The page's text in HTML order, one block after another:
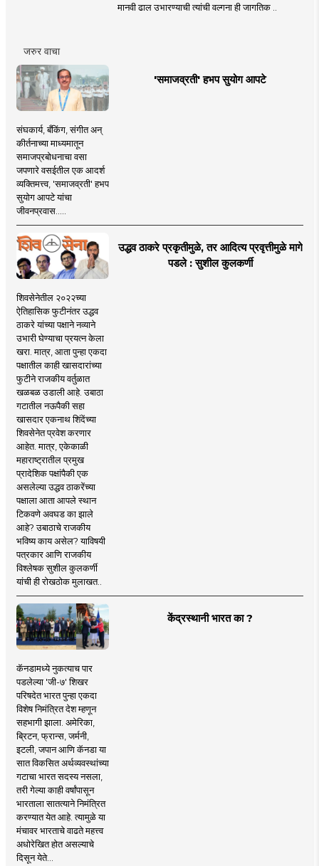
मानवी ढाल उभारण्याची त्यांची वल्गना ही जागतिक ..
जरुर वाचा
'समाजव्रती' हभप सुयोग आपटे
संघकार्य, बँकिंग, संगीत अन्
कीर्तनाच्या माध्यमातून
समाजप्रबोधनाचा वसा
जपणारे वसईतील एक आदर्श
व्यक्तिमत्त्व, 'समाजव्रती' हभप
सुयोग आपटे यांचा
जीवनप्रवास.....
उद्धव ठाकरे प्रकृतीमुळे, तर आदित्य प्रवृत्तीमुळे मागे
पडले : सुशील कुलकर्णी
शिवसेनेतील २०२२च्या
ऐतिहासिक फुटीनंतर उद्धव
ठाकरे यांच्या पक्षाने नव्याने
उभारी घेण्याचा प्रयत्न केला
खरा. मात्र, आता पुन्हा एकदा
पक्षातील काही खासदारांच्या
फुटीने राजकीय वर्तुळात
खळबळ उडाली आहे. उबाठा
गटातील नऊपैकी सहा
खासदार एकनाथ शिंदेंच्या
शिवसेनेत प्रवेश करणार
आहेत. मात्र, एकेकाळी
महाराष्ट्रातील प्रमुख
प्रादेशिक पक्षांपैकी एक
असलेल्या उद्धव ठाकरेंच्या
पक्षाला आता आपले स्थान
टिकवणे अवघड का झाले
आहे? उबाठाचे राजकीय
भविष्य काय असेल? याविषयी
पत्रकार आणि राजकीय
विश्लेषक सुशील कुलकर्णी
यांची ही रोखठोक मुलाखत..
केंद्रस्थानी भारत का ?
कॅनडामध्ये नुकत्याच पार
पडलेल्या 'जी-७' शिखर
परिषदेत भारत पुन्हा एकदा
विशेष निमंत्रित देश म्हणून
सहभागी झाला. अमेरिका,
ब्रिटन, फ्रान्स, जर्मनी,
इटली, जपान आणि कॅनडा या
सात विकसित अर्थव्यवस्थांच्या
गटाचा भारत सदस्य नसला,
तरी गेल्या काही वर्षांपासून
भारताला सातत्याने निमंत्रित
करण्यात येत आहे. त्यामुळे या
मंचावर भारताचे वाढते महत्त्व
अधोरेखित होत असल्याचे
दिसून येते...